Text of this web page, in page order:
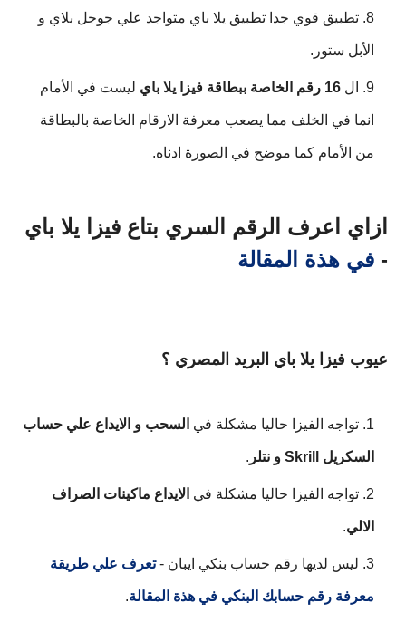
تطبيق قوي جدا تطبيق يلا باي متواجد علي جوجل بلاي و
الأبل ستور.
ال 16 رقم الخاصة ببطاقة فيزا يلا باي ليست في الأمام
انما في الخلف مما يصعب معرفة الارقام الخاصة بالبطاقة
من الأمام كما موضح في الصورة ادناه.
ازاي اعرف الرقم السري بتاع فيزا يلا باي
- في هذة المقالة
عيوب فيزا يلا باي البريد المصري ؟
تواجه الفيزا حاليا مشكلة في
السكريل Skrill و نتلر .
تواجه الفيزا حاليا مشكلة في
الالي.
ليس لديها رقم حساب بنكي ايبان -
معرفة رقم حسابك البنكي في هذة المقالة.